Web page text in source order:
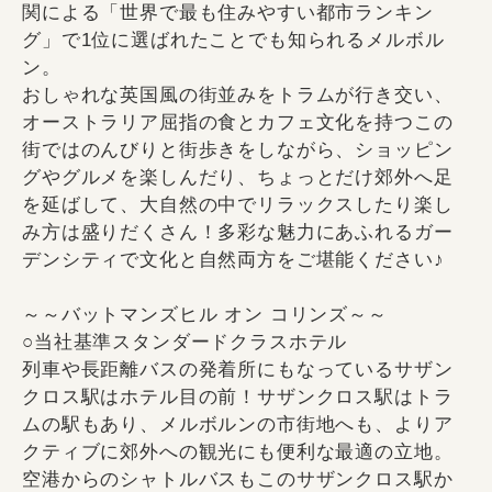
関による「世界で最も住みやすい都市ランキン
グ」で1位に選ばれたことでも知られるメルボル
ン。
おしゃれな英国風の街並みをトラムが行き交い、
オーストラリア屈指の食とカフェ文化を持つこの
街ではのんびりと街歩きをしながら、ショッピン
グやグルメを楽しんだり、ちょっとだけ郊外へ足
を延ばして、大自然の中でリラックスしたり楽し
み方は盛りだくさん！多彩な魅力にあふれるガー
デンシティで文化と自然両方をご堪能ください♪
～～バットマンズヒル オン コリンズ～～
○当社基準スタンダードクラスホテル
列車や長距離バスの発着所にもなっているサザン
クロス駅はホテル目の前！サザンクロス駅はトラ
ムの駅もあり、メルボルンの市街地へも、よりア
クティブに郊外への観光にも便利な最適の立地。
空港からのシャトルバスもこのサザンクロス駅か